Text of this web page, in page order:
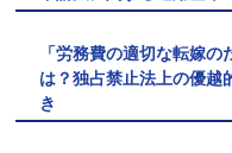
「労務費の適切な転嫁
は？独占禁止法上の優越
き